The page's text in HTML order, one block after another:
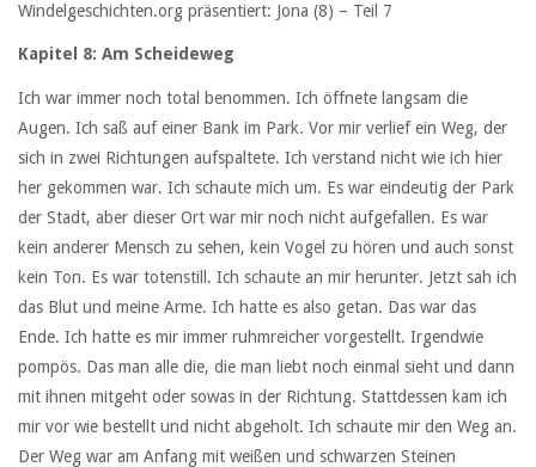
Windelgeschichten.org präsentiert: Jona (8) – Teil 7
Kapitel 8: Am Scheideweg
Ich war immer noch total benommen. Ich öffnete langsam die
Augen. Ich saß auf einer Bank im Park. Vor mir verlief ein Weg, der
sich in zwei Richtungen aufspaltete. Ich verstand nicht wie ich hier
her gekommen war. Ich schaute mich um. Es war eindeutig der Park
der Stadt, aber dieser Ort war mir noch nicht aufgefallen. Es war
kein anderer Mensch zu sehen, kein Vogel zu hören und auch sonst
kein Ton. Es war totenstill. Ich schaute an mir herunter. Jetzt sah ich
das Blut und meine Arme. Ich hatte es also getan. Das war das
Ende. Ich hatte es mir immer ruhmreicher vorgestellt. Irgendwie
pompös. Das man alle die, die man liebt noch einmal sieht und dann
mit ihnen mitgeht oder sowas in der Richtung. Stattdessen kam ich
mir vor wie bestellt und nicht abgeholt. Ich schaute mir den Weg an.
Der Weg war am Anfang mit weißen und schwarzen Steinen